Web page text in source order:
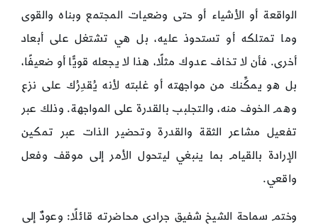
الواقعة أو الأشياء أو حتى وضعيات المجتمع وبناه والقوى
وما تمتلكه أو تستحوذ عليه، بل هي تشتغل على أبعاد
أخرى. فأن لا تخاف عدوك مثلًا، هذا لا يجعله قويًّا أو ضعيفًا،
بل هو يمكِّنك من مواجهته أو غلبته لأنه يُقدِرُك على نزع
وهم الخوف منه، والتجلبب بالقدرة على المواجهة. وذلك عبر
تفعيل مشاعر الثقة والقدرة وتحضير الذات عبر تمكين
الإرادة بالقيام بما ينبغي ليتحول الأمر إلى موقف وفعل
واقعي.
وختم سماحة الشيخ شفيق جرادي محاضرته قائلًا: وعودٌ إلى